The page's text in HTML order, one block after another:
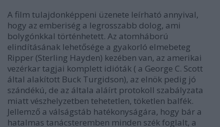
A film tulajdonképpeni üzenete leírható annyival,
hogy az emberiség a legrosszabb dolog, ami
bolygónkkal történhetett. Az atomháború
elindításának lehetősége a gyakorló elmebeteg
Ripper (Sterling Hayden) kezében van, az amerikai
vezérkar tagjai komplett idióták ( a George C. Scott
által alakított Buck Turgidson), az elnök pedig jó
szándékú, de az általa aláírt protokoll szabályzata
miatt vészhelyzetben tehetetlen, töketlen balfék.
Jellemző a válságstáb hatékonyságára, hogy bár a
hatalmas tanácsteremben minden szék foglalt, a